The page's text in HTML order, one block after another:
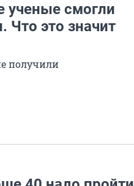
ученые смогли
Что это значит
получили